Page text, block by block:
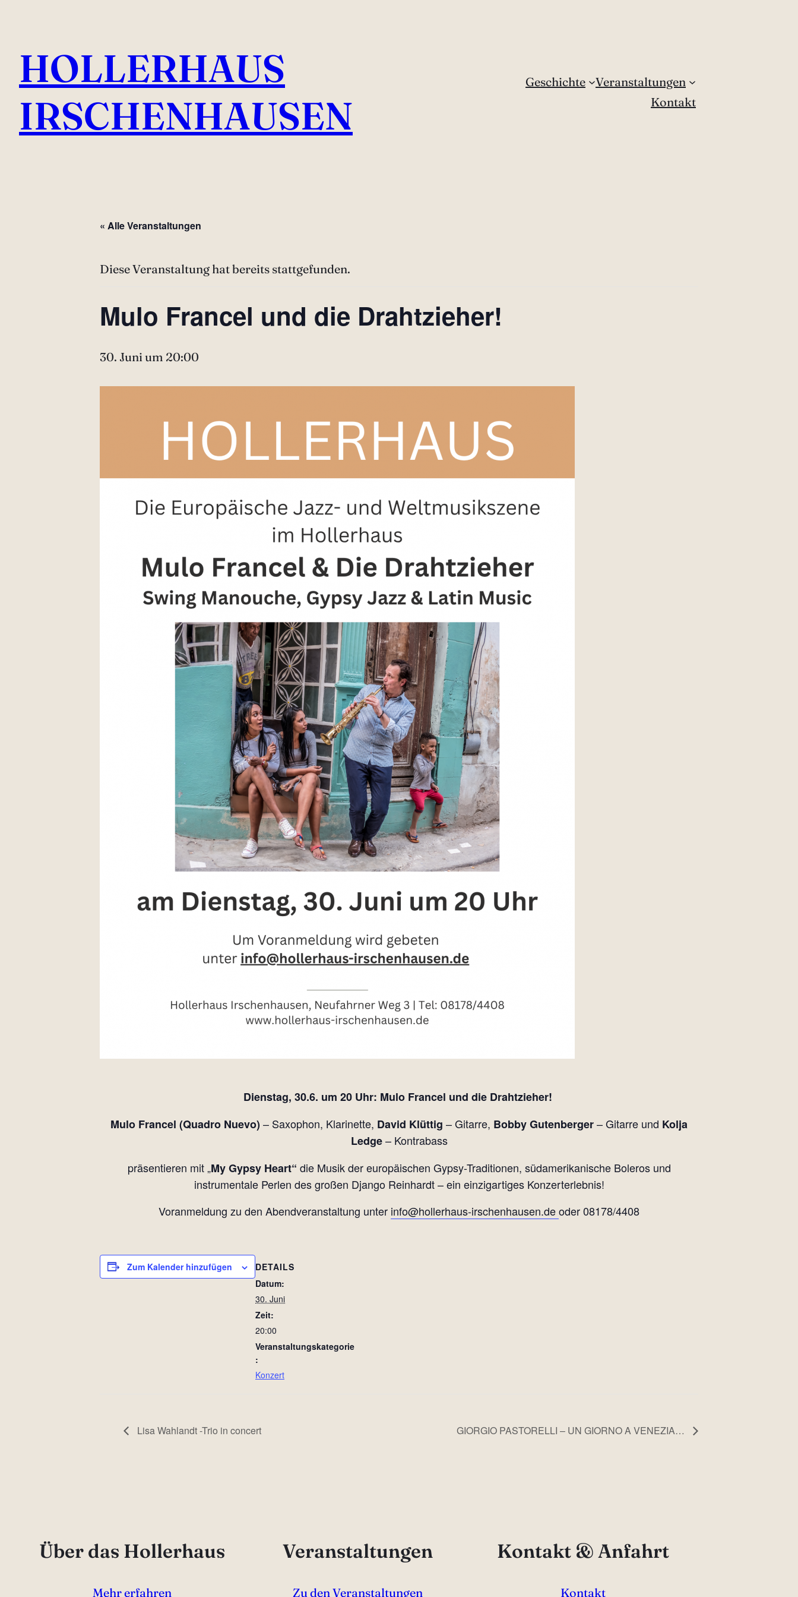
HOLLERHAUS
IRSCHENHAUSEN
Geschichte
Veranstaltungen
Kontakt
« Alle Veranstaltungen
Diese Veranstaltung hat bereits stattgefunden.
Mulo Francel und die Drahtzieher!
30. Juni um 20:00
Dienstag, 30.6. um 20 Uhr: Mulo Francel und die Drahtzieher!
Mulo Francel (Quadro Nuevo) – Saxophon, Klarinette, David Klüttig – Gitarre, Bobby Gutenberger– Gitarre und Kolja
Ledge– Kontrabass
präsentieren mit „My Gypsy Heart“ die Musik der europäischen Gypsy-Traditionen, südamerikanische Boleros und
instrumentale Perlen des großen Django Reinhardt – ein einzigartiges Konzerterlebnis!
Voranmeldung zu den Abendveranstaltung unter info@hollerhaus-irschenhausen.deoder 08178/4408
Zum Kalender hinzufügen
DETAILS
Datum:
30. Juni
Zeit:
20:00
Veranstaltungskategorie
:
Konzert
Lisa Wahlandt -Trio in concert GIORGIO PASTORELLI – UN GIORNO A VENEZIA…
Über das Hollerhaus
Mehr erfahren
Veranstaltungen
Zu den Veranstaltungen
Kontakt & Anfahrt
Kontakt